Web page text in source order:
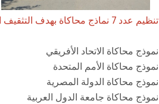
تنظيم عدد 7 نماذج محاكاة بهدف التثقيف السياسي لدى طلاب كليات الجامعة وتنمية مهاراتهم ومشاركة الدولة في حل المشكلات واتخاذ القرار وهي كالتالي:
نموذج محاكاة الاتحاد الأفريقي
نموذج محاكاة الأمم المتحدة
نموذج محاكاة الدولة المصرية
نموذج محاكاة جامعة الدول العربية